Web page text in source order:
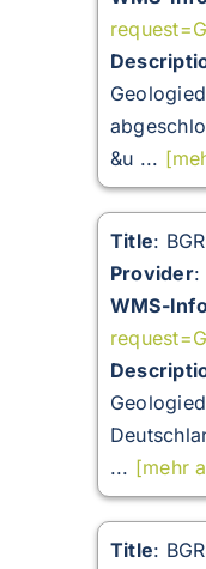
&u ...
Title:
Provider:
WMS-
... [mehr
Title: